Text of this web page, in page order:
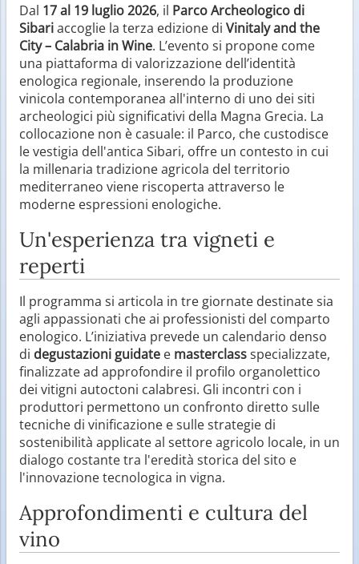
Dal 17 al 19 luglio 2026, il Parco Archeologico di
Sibariaccoglie la terza edizione di Vinitaly and the
City – Calabria in Wine. L’evento si propone come
una piattaforma di valorizzazione dell’identità
enologica regionale, inserendo la produzione
vinicola contemporanea all'interno di uno dei siti
archeologici più significativi della Magna Grecia. La
collocazione non è casuale: il Parco, che custodisce
le vestigia dell'antica Sibari, offre un contesto in cui
la millenaria tradizione agricola del territorio
mediterraneo viene riscoperta attraverso le
moderne espressioni enologiche.
Un'esperienza tra vigneti e
reperti
Il programma si articola in tre giornate destinate sia
agli appassionati che ai professionisti del comparto
enologico. L’iniziativa prevede un calendario denso
di degustazioni guidate e masterclassspecializzate,
finalizzate ad approfondire il profilo organolettico
dei vitigni autoctoni calabresi. Gli incontri con i
produttori permettono un confronto diretto sulle
tecniche di vinificazione e sulle strategie di
sostenibilità applicate al settore agricolo locale, in un
dialogo costante tra l'eredità storica del sito e
l'innovazione tecnologica in vigna.
Approfondimenti e cultura del
vino